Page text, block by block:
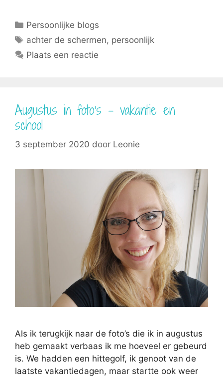
Categorieën
Persoonlijke blogs
Tags
achter de schermen, persoonlijk
Plaats een reactie
Augustus in foto’s – vakantie en
school
3 september 2020 door Leonie
Als ik terugkijk naar de foto’s die ik in augustus
heb gemaakt verbaas ik me hoeveel er gebeurd
is. We hadden een hittegolf, ik genoot van de
laatste vakantiedagen, maar startte ook weer